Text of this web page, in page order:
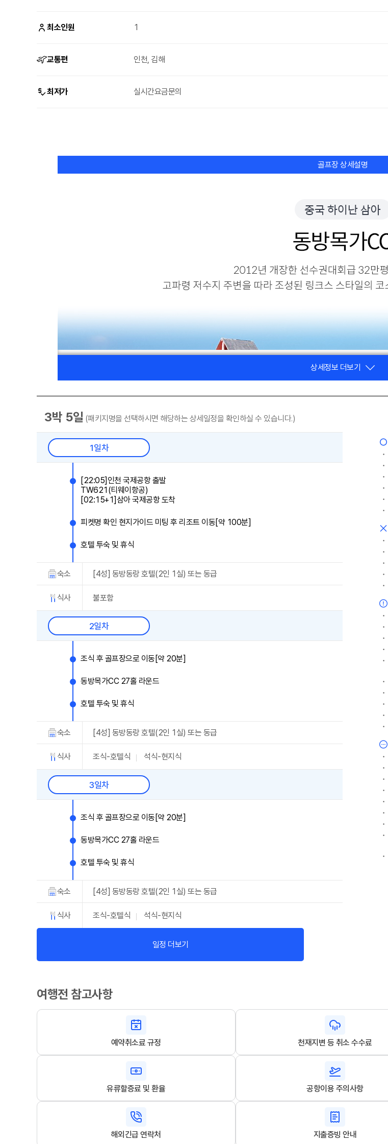
최소인원 1
교통편 인천, 김해
최저가 실시간요금문의
골프장 상세설명
상세정보 더보기
3박 5일 (패키지명을 선택하시면 해당하는 상세일정을 확인하실 수 있습니다.)
1일차
[22:05]인천 국제공항 출발
TW621(티웨이항공)
[02:15+1]삼아 국제공항 도착
피켓명 확인 현지가이드 미팅 후 리조트 이동[약 100분]
호텔 투숙 및 휴식
숙소 [4성] 동방동랑 호텔(2인 1실) 또는 동급
식사 불포함
2일차
조식 후 골프장으로 이동[약 20분]
동방목가CC 27홀 라운드
호텔 투숙 및 휴식
숙소 [4성] 동방동랑 호텔(2인 1실) 또는 동급
식사 조식-호텔식 석식-현지식
3일차
조식 후 골프장으로 이동[약 20분]
동방목가CC 27홀 라운드
호텔 투숙 및 휴식
숙소 [4성] 동방동랑 호텔(2인 1실) 또는 동급
식사 조식-호텔식 석식-현지식
일정 더보기
여행전 참고사항
예약취소료 규정 천재지변 등 취소 수수료
유류할증료 및 환율 공항이용 주의사항
해외긴급 연락처 지출증빙 안내